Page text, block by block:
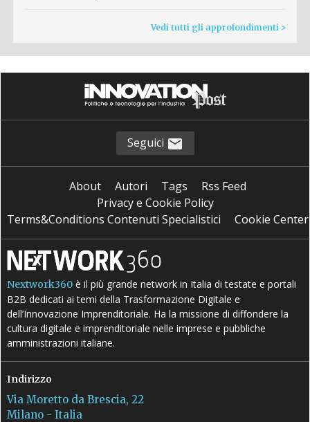
Vedi tutti gli approfondimenti >
Seguici
About Autori Tags
Rss Feed
Privacy e Cookie Policy
Terms&Conditions Contenuti Specialistici
Cookie Center
Nextwork360 è il più grande network in Italia di testate e portali
B2B dedicati ai temi della Trasformazione Digitale e
dell’Innovazione Imprenditoriale. Ha la missione di diffondere la
cultura digitale e imprenditoriale nelle imprese e pubbliche
amministrazioni italiane.
Indirizzo
Via Moretto da Brescia, 22
Milano - Italia